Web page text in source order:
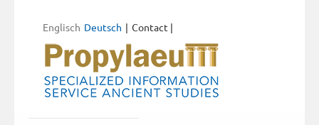
Deutsch
Englisch Contact |